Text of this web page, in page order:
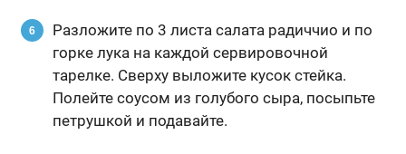
Разложите по 3 листа салата радиччио и по
горке лука на каждой сервировочной
тарелке. Сверху выложите кусок стейка.
Полейте соусом из голубого сыра, посыпьте
петрушкой и подавайте.